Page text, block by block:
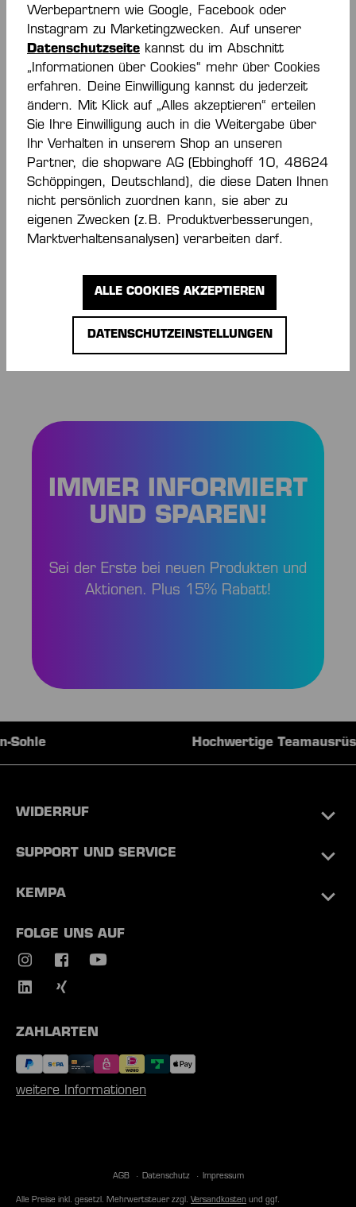
Interessant für dich
Produktgalerie überspringen
-50 %
HALLENSCHUHE
-30 %
IMMER INFORMIERT
UND SPAREN!
Sei der Erste bei neuen Produkten und
Aktionen. Plus 15% Rabatt!
Hochwertige Teamausrüstungen
WIDERRUF
SUPPORT UND SERVICE
KEMPA
FOLGE UNS AUF
ZAHLARTEN
weitere Informationen
AGB Datenschutz Impressum
Alle Preise inkl. gesetzl. Mehrwertsteuer zzgl. Versandkosten und ggf.
Werbepartnern wie Google, Facebook oder
Instagram zu Marketingzwecken. Auf unserer
Datenschutzseite kannst du im Abschnitt
„Informationen über Cookies“ mehr über Cookies
erfahren. Deine Einwilligung kannst du jederzeit
ändern. Mit Klick auf „Alles akzeptieren“ erteilen
Sie Ihre Einwilligung auch in die Weitergabe über
Ihr Verhalten in unserem Shop an unseren
Partner, die shopware AG (Ebbinghoff 10, 48624
Schöppingen, Deutschland), die diese Daten Ihnen
nicht persönlich zuordnen kann, sie aber zu
eigenen Zwecken (z.B. Produktverbesserungen,
Marktverhaltensanalysen) verarbeiten darf.
DATENSCHUTZEINSTELLUNGEN
ALLE COOKIES AKZEPTIEREN